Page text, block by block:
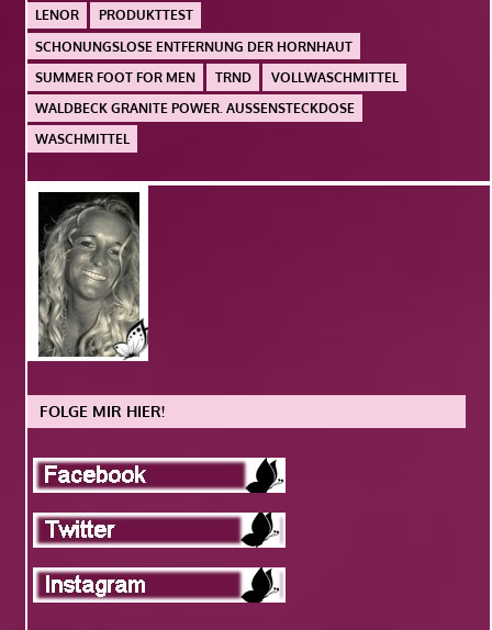
LENOR
PRODUKTTEST
SCHONUNGSLOSE ENTFERNUNG DER HORNHAUT
SUMMER FOOT FOR MEN
TRND
VOLLWASCHMITTEL
WALDBECK GRANITE POWER. AUSSENSTECKDOSE
WASCHMITTEL
FOLGE MIR HIER!